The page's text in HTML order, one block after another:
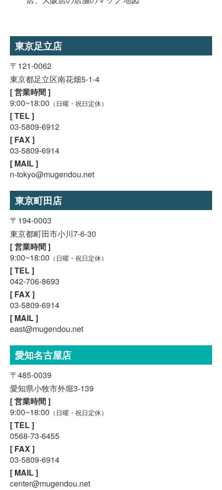
スマホで気軽に
東京足立店
〒121-0062
東京都足立区南花畑5-1-4
[ 営業時間 ]
9:00~18:00 （日曜・祝日定休）
[ TEL ]
03-5809-6912
[ FAX ]
03-5809-6914
[ MAIL ]
n-tokyo@mugendou.net
東京町田店
〒194-0003
東京都町田市小川7-6-30
[ 営業時間 ]
9:00~18:00 （日曜・祝日定休）
[ TEL ]
042-706-8693
[ FAX ]
03-5809-6914
[ MAIL ]
east@mugendou.net
愛知名古屋店
〒485-0039
愛知県小牧市外堀3-139
[ 営業時間 ]
9:00~18:00 （日曜・祝日定休）
[ TEL ]
0568-73-6455
[ FAX ]
03-5809-6914
[ MAIL ]
center@mugendou.net